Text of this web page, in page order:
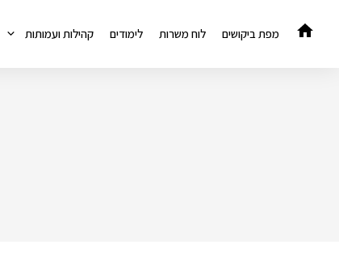
לתוכן
מפת ביקושים לוח משרות לימודים קהילות ועמותות